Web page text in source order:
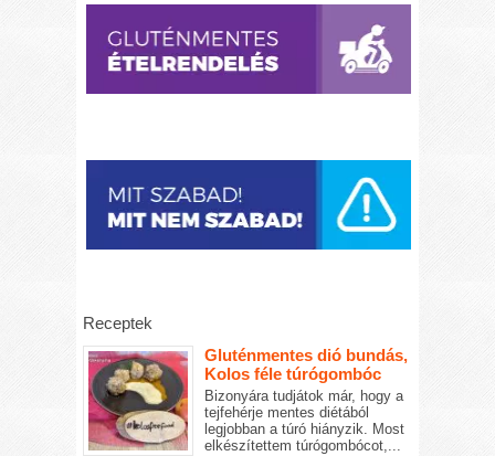
Receptek
Gluténmentes dió bundás,
Kolos féle túrógombóc
Bizonyára tudjátok már, hogy a
tejfehérje mentes diétából
legjobban a túró hiányzik. Most
elkészítettem túrógombócot,...